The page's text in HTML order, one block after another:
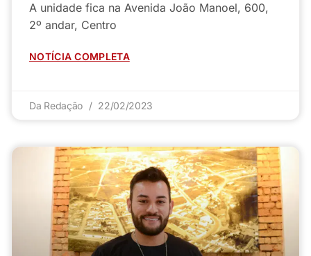
A unidade fica na Avenida João Manoel, 600,
2º andar, Centro
NOTÍCIA COMPLETA
Da Redação 22/02/2023